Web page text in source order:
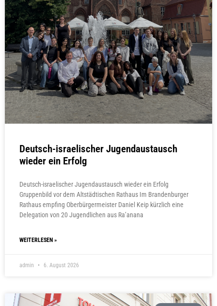
Deutsch-israelischer Jugendaustausch
wieder ein Erfolg
Deutsch-israelischer Jugendaustausch wieder ein Erfolg
Gruppenbild vor dem Altstädtischen Rathaus Im Brandenburger
Rathaus empfing Oberbürgermeister Daniel Keip kürzlich eine
Delegation von 20 Jugendlichen aus Ra’anana
WEITERLESEN »
admin 6. August 2026